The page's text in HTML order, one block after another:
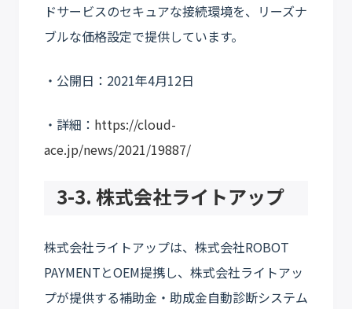
ドサービスのセキュアな接続環境を、リーズナ
ブルな価格設定で提供しています。
・公開日：2021年4月12日
・詳細： https://cloud-
ace.jp/news/2021/19887/
3-3. 株式会社ライトアップ
株式会社ライトアップは、株式会社ROBOT
PAYMENTとOEM提携し、株式会社ライトアッ
プが提供する補助金・助成金自動診断システム